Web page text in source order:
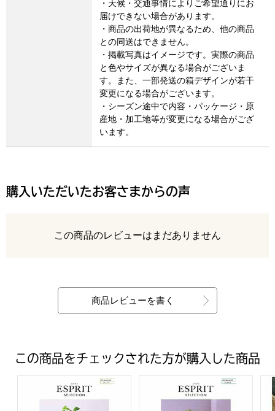
・天候・交通事情によりご希望通りにお
届けできない場合があります。
・商品の出荷地が異なるため、他の商品
との同送はできません。
・掲載写真はイメージです。実際の商品
と色やサイズが異なる場合がございま
す。また、一部発送の箱デザインが若干
変更になる場合がございます。
・シーズン途中で内容・パッケージ・原
産地・加工地等が変更になる場合がござ
います。
購入いただいたお客さまからの声
レビュー
この商品のレビューはまだありません
商品レビューを書く
この商品をチェックされた方が購入した商品
エスプリ フェミニン【カタログギフト】【年間ギフト】
エスプリ エレガンス【カタ